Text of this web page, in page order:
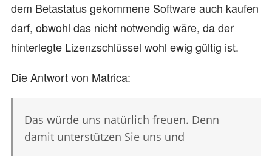
dem Betastatus gekommene Software auch kaufen
darf, obwohl das nicht notwendig wäre, da der
hinterlegte Lizenzschlüssel wohl ewig gültig ist.
Die Antwort von Matrica:
Das würde uns natürlich freuen. Denn
damit unterstützen Sie uns und